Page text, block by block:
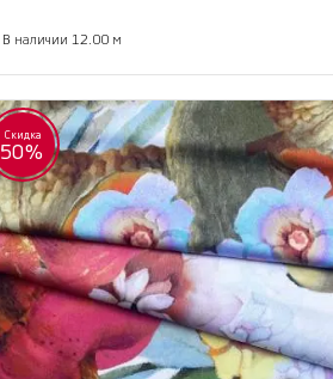
В наличии 12.00 м
Скидка
50%